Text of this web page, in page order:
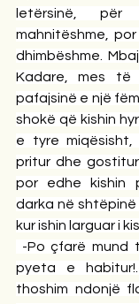
letërsinë,
mahnitëshme,
dhimbëshme.
Kadare, mes të
pafajsinë e një
shokë që kishin
e tyre
pritur dhe
por edhe kishin
darka në shtëpinë
kur ishin larguar i
-Po çfarë mund
pyeta e
thoshim ndonjë